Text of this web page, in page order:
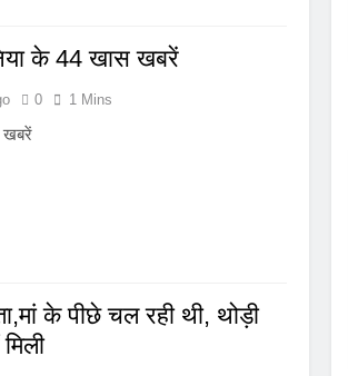
के 44 खास खबरें
0 1 Mins
खबरें
के पीछे चल रही थी, थोड़ी